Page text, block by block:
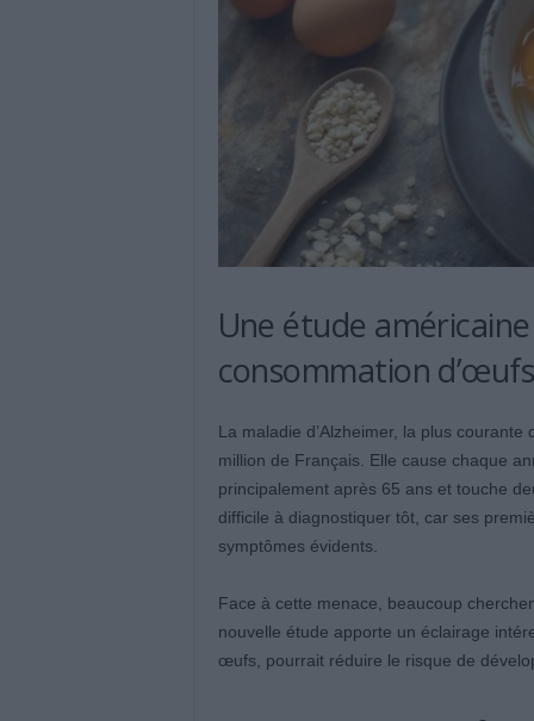
Une étude
consommation
La maladie d’Alzheimer, la plus
million de Français. Elle cause chaque
principalement après 65 ans et touche
difficile à diagnostiquer tôt, car ses
symptômes évidents.
Face à cette menace, beaucoup
nouvelle étude apporte un éclairage
œufs, pourrait réduire le risque de